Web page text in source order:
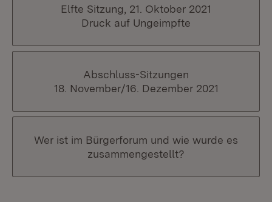
Elfte Sitzung, 21. Oktober 2021
Druck auf Ungeimpfte
Abschluss-Sitzungen
18. November/16. Dezember 2021
Wer ist im Bürgerforum und wie wurde es
zusammengestellt?